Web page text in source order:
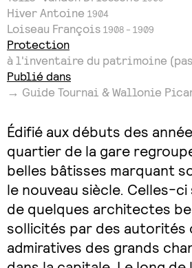
Hiver Antoine 1904
Loiseau François 1908 - 1909
Protection
à l'inventaire du patrimoine
Publié dans
→ Guide Tournai & Wallonie
Édifié aux débuts des
quartier de la gare
belles bâtisses marquant
le nouveau siècle. Celles-
de quelques architectes
sollicités par des autorités
admiratives des grands